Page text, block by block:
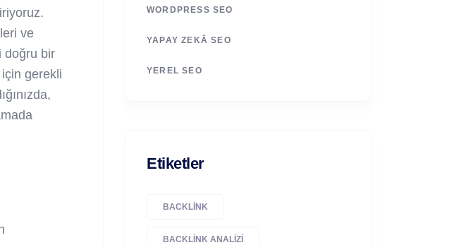
ve
doğru bir
gerekli
WORDPRESS SEO
YAPAY ZEKÂ SEO
YEREL SEO
Etiketler
BACKLINK
BACKLINK ANALIZI